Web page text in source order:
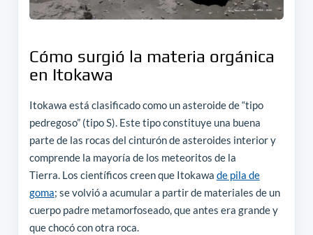
Cómo surgió la materia orgánica
en Itokawa
Itokawa está clasificado como un asteroide de “tipo
pedregoso” (tipo S). Este tipo constituye una buena
parte de las rocas del cinturón de asteroides interior y
comprende la mayoría de los meteoritos de la
Tierra. Los científicos creen que Itokawa de pila de
goma; se volvió a acumular a partir de materiales de un
cuerpo padre metamorfoseado, que antes era grande y
que chocó con otra roca.